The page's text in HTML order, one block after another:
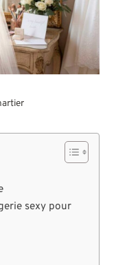
sexy pour